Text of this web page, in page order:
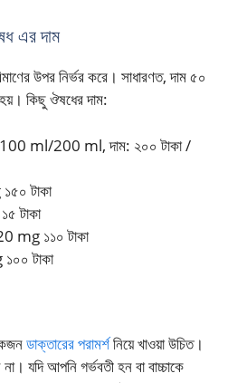
এর দাম
উপর নির্ভর করে। সাধারণত, দাম ৫০
কিছু ঔষধের দাম:
ml/200 ml, দাম: ২০০ টাকা /
টাকা
টাকা
mg ১১০ টাকা
টাকা
ডাক্তারের পরামর্শনিয়ে খাওয়া উচিত।
যদি আপনি গর্ভবতী হন বা বাচ্চাকে